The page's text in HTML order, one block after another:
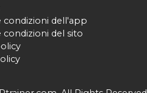
condizioni dell'app
condizioni del sito